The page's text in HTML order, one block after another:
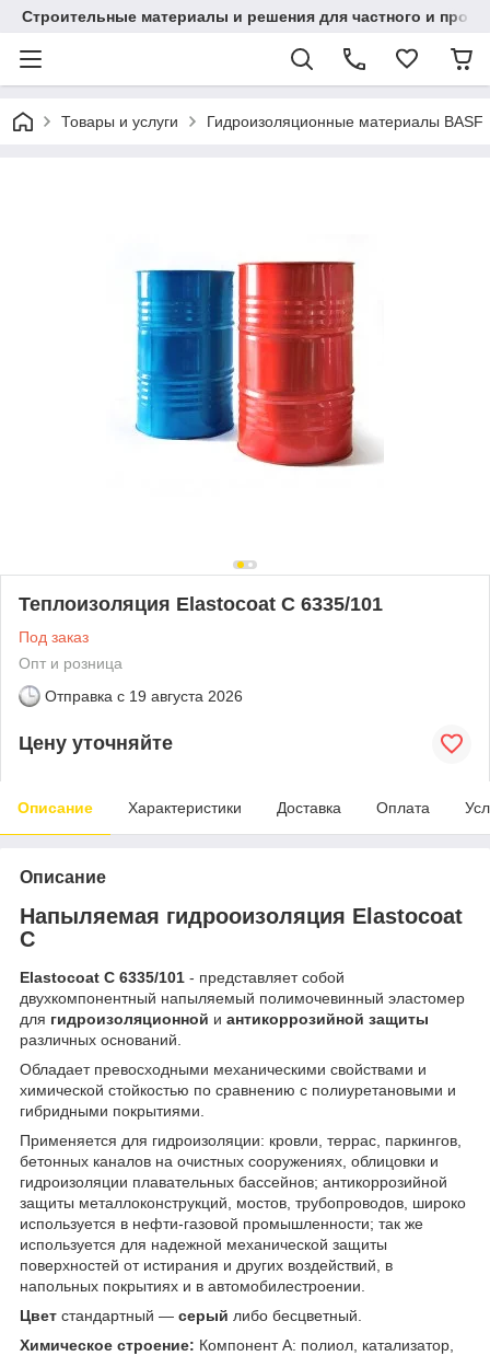
Строительные материалы и решения для частного и
Товары и услуги Гидроизоляционные материалы BASF
Теплоизоляция Elastoсoat C 6335/101
Под заказ
Опт и розница
Отправка с 19 августа 2026
Цену уточняйте
Описание Характеристики Доставка Оплата
Описание
Напыляемая гидрооизоляция Elastoсoat
C
Elastoсoat C 6335/101 - представляет собой
двухкомпонентный напыляемый полимочевинный эластомер
для гидроизоляционной и антикоррозийной защиты
различных оснований.
Обладает превосходными механическими свойствами и
химической стойкостью по сравнению с полиуретановыми и
гибридными покрытиями.
Применяется для гидроизоляции: кровли, террас, паркингов,
бетонных каналов на очистных сооружениях, облицовки и
гидроизоляции плавательных бассейнов; антикоррозийной
защиты металлоконструкций, мостов, трубопроводов, широко
используется в нефти-газовой промышленности; так же
используется для надежной механической защиты
поверхностей от истирания и других воздействий, в
напольных покрытиях и в автомобилестроении.
Цвет стандартный — серый либо бесцветный.
Химическое строение: Компонент А: полиол, катализатор,